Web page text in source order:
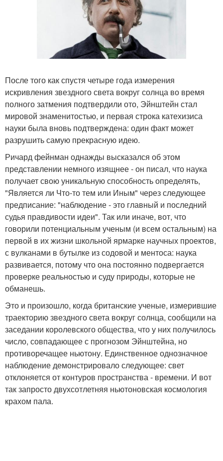
После того как спустя четыре года измерения
искривления звездного света вокруг солнца во время
полного затмения подтвердили ото, Эйнштейн стал
мировой знаменитостью, и первая строка катехизиса
науки была вновь подтверждена: один факт может
разрушить самую прекрасную идею.
Ричард фейнман однажды высказался об этом
представлении немного изящнее - он писал, что наука
получает свою уникальную способность определять,
"Является ли Что-то тем или Иным" через следующее
предписание: "наблюдение - это главный и последний
судья правдивости идеи". Так или иначе, вот, что
говорили потенциальным ученым (и всем остальным) на
первой в их жизни школьной ярмарке научных проектов,
с вулканами в бутылке из содовой и ментоса: наука
развивается, потому что она постоянно подвергается
проверке реальностью и суду природы, которые не
обманешь.
Это и произошло, когда британские ученые, измерившие
траекторию звездного света вокруг солнца, сообщили на
заседании королевского общества, что у них получилось
число, совпадающее с прогнозом Эйнштейна, но
противоречащее ньютону. Единственное однозначное
наблюдение демонстрировало следующее: свет
отклоняется от контуров пространства - времени. И вот
так запросто двухсотлетняя ньютоновская космология
крахом пала.